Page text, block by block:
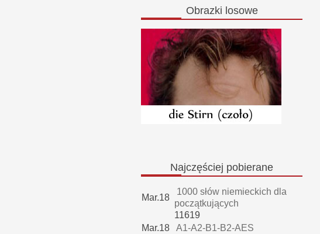
Obrazki losowe
Najczęściej pobierane
Mar.18
1000 słów niemieckich dla
początkujących
11619
Mar.18
A1-A2-B1-B2-AES